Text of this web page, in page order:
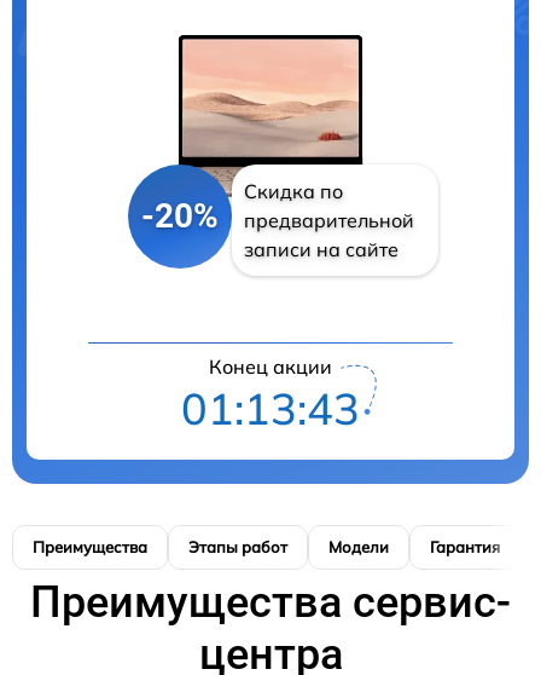
-20%
Скидка по
предварительной
записи на сайте
Конец акции
01:13:41
Преимущества Этапы работ Модели Гарантия
Преимущества сервис-
центра